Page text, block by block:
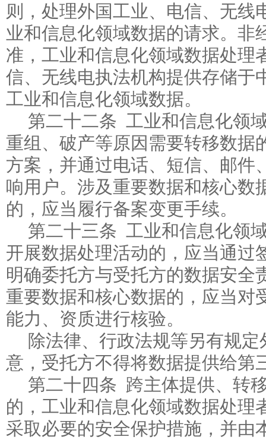
则，处理外国工业、电信、无线
业和信息化领域数据的请求。非
准，工业和信息化领域数据处理
信、无线电执法机构提供存储于
工业和信息化领域数据。
第二十二条 工业和信息化领
重组、破产等原因需要转移数据
方案，并通过电话、短信、邮件
响用户。涉及重要数据和核心数
的，应当履行备案变更手续。
第二十三条 工业和信息化领
开展数据处理活动的，应当通过
明确委托方与受托方的数据安全
重要数据和核心数据的，应当对
能力、资质进行核验。
除法律、行政法规等另有规
意，受托方不得将数据提供给第
第二十四条 跨主体提供、转
的，工业和信息化领域数据处理
采取必要的安全保护措施，并由